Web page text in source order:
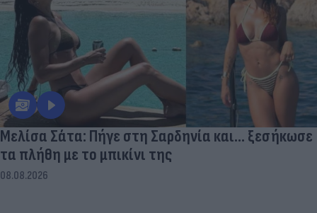
Μελίσα Σάτα: Πήγε στη Σαρδηνία και... ξεσήκωσε
τα πλήθη με το μπικίνι της
08.08.2026